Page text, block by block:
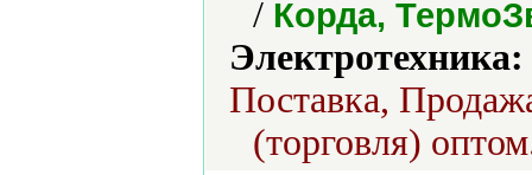
/ Корда,
Электротехника:
Поставка,
(торговля)